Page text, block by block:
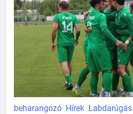
beharangozó Hírek Labdarúgás